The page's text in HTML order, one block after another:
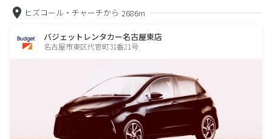
ヒズコール・チャーチから 2686m
バジェットレンタカー名古屋東店
名古屋市東区代官町31番21号